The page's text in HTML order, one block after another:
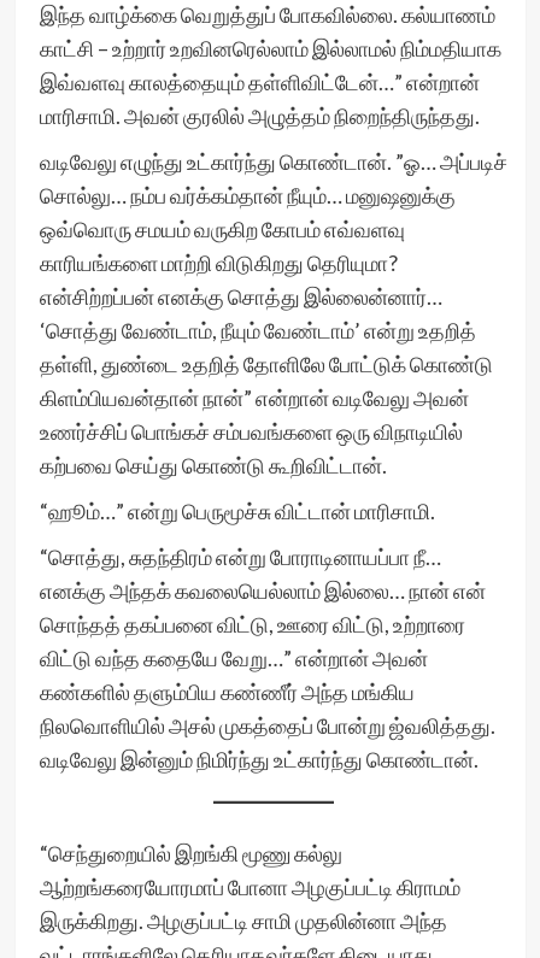
இந்த வாழ்க்கை வெறுத்துப் போகவில்லை. கல்யாணம்
காட்சி – உற்றார் உறவினரெல்லாம் இல்லாமல் நிம்மதியாக
இவ்வளவு காலத்தையும் தள்ளிவிட்டேன்…” என்றான்
மாரிசாமி. அவன் குரலில் அழுத்தம் நிறைந்திருந்தது.
வடிவேலு எழுந்து உட்கார்ந்து கொண்டான். ”ஓ… அப்படிச்
சொல்லு… நம்ப வர்க்கம்தான் நீயும்… மனுஷனுக்கு
ஒவ்வொரு சமயம் வருகிற கோபம் எவ்வளவு
காரியங்களை மாற்றி விடுகிறது தெரியுமா?
என்சிற்றப்பன் எனக்கு சொத்து இல்லைன்னார்…
‘சொத்து வேண்டாம், நீயும் வேண்டாம்’ என்று உதறித்
தள்ளி, துண்டை உதறித் தோளிலே போட்டுக் கொண்டு
கிளம்பியவன்தான் நான்” என்றான் வடிவேலு அவன்
உணர்ச்சிப் பொங்கச் சம்பவங்களை ஒரு விநாடியில்
கற்பவை செய்து கொண்டு கூறிவிட்டான்.
“ஹூம்…” என்று பெருமூச்சு விட்டான் மாரிசாமி.
“சொத்து, சுதந்திரம் என்று போராடினாயப்பா நீ…
எனக்கு அந்தக் கவலையெல்லாம் இல்லை… நான் என்
சொந்தத் தகப்பனை விட்டு, ஊரை விட்டு, உற்றாரை
விட்டு வந்த கதையே வேறு…” என்றான் அவன்
கண்களில் தளும்பிய கண்ணீர் அந்த மங்கிய
நிலவொளியில் அசல் முகத்தைப் போன்று ஜ்வலித்தது.
வடிவேலு இன்னும் நிமிர்ந்து உட்கார்ந்து கொண்டான்.
“செந்துறையில் இறங்கி மூணு கல்லு
ஆற்றங்கரையோரமாப் போனா அழகுப்பட்டி கிராமம்
இருக்கிறது. அழகுப்பட்டி சாமி முதலின்னா அந்த